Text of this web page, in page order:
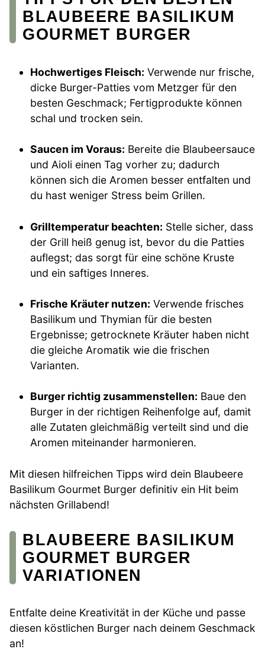
BLAUBEERE BASILIKUM
GOURMET BURGER
Hochwertiges Fleisch: Verwende nur frische,
dicke Burger-Patties vom Metzger für den
besten Geschmack; Fertigprodukte können
schal und trocken sein.
Saucen im Voraus: Bereite die Blaubeersauce
und Aioli einen Tag vorher zu; dadurch
können sich die Aromen besser entfalten und
du hast weniger Stress beim Grillen.
Grilltemperatur beachten: Stelle sicher, dass
der Grill heiß genug ist, bevor du die Patties
auflegst; das sorgt für eine schöne Kruste
und ein saftiges Inneres.
Frische Kräuter nutzen: Verwende frisches
Basilikum und Thymian für die besten
Ergebnisse; getrocknete Kräuter haben nicht
die gleiche Aromatik wie die frischen
Varianten.
Burger richtig zusammenstellen: Baue den
Burger in der richtigen Reihenfolge auf, damit
alle Zutaten gleichmäßig verteilt sind und die
Aromen miteinander harmonieren.
Mit diesen hilfreichen Tipps wird dein Blaubeere
Basilikum Gourmet Burger definitiv ein Hit beim
nächsten Grillabend!
BLAUBEERE BASILIKUM
GOURMET BURGER
VARIATIONEN
Entfalte deine Kreativität in der Küche und passe
diesen köstlichen Burger nach deinem Geschmack
an!